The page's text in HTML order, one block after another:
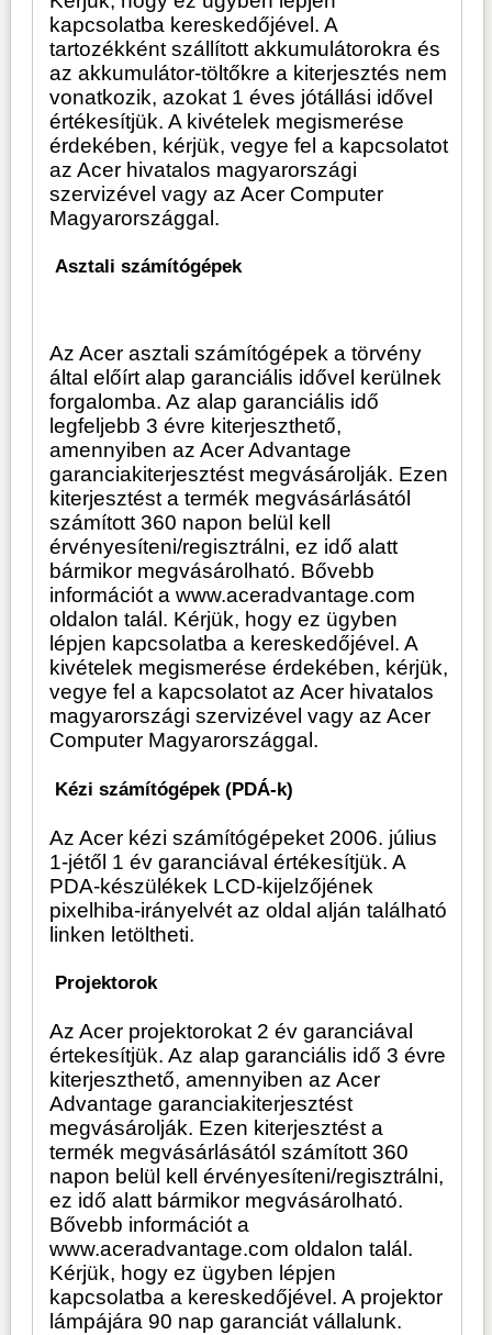
kapcsolatba kereskedőjével. A
tartozékként szállított akkumulátorokra és
az akkumulátor-töltőkre a kiterjesztés nem
vonatkozik, azokat 1 éves jótállási idővel
értékesítjük. A kivételek megismerése
érdekében, kérjük, vegye fel a kapcsolatot
az Acer hivatalos magyarországi
szervizével vagy az Acer Computer
Magyarországgal.
Asztali számítógépek
Az Acer asztali számítógépek a törvény
által előírt alap garanciális idővel kerülnek
forgalomba. Az alap garanciális idő
legfeljebb 3 évre kiterjeszthető,
amennyiben az Acer Advantage
garanciakiterjesztést megvásárolják. Ezen
kiterjesztést a termék megvásárlásától
számított 360 napon belül kell
érvényesíteni/regisztrálni, ez idő alatt
bármikor megvásárolható. Bővebb
információt a www.aceradvantage.com
oldalon talál. Kérjük, hogy ez ügyben
lépjen kapcsolatba a kereskedőjével. A
kivételek megismerése érdekében, kérjük,
vegye fel a kapcsolatot az Acer hivatalos
magyarországi szervizével vagy az Acer
Computer Magyarországgal.
Kézi számítógépek (PDÁ-k)
Az Acer kézi számítógépeket 2006. július
1-jétől 1 év garanciával értékesítjük. A
PDA-készülékek LCD-kijelzőjének
pixelhiba-irányelvét az oldal alján található
linken letöltheti.
Projektorok
Az Acer projektorokat 2 év garanciával
értekesítjük. Az alap garanciális idő 3 évre
kiterjeszthető, amennyiben az Acer
Advantage garanciakiterjesztést
megvásárolják. Ezen kiterjesztést a
termék megvásárlásától számított 360
napon belül kell érvényesíteni/regisztrálni,
ez idő alatt bármikor megvásárolható.
Bővebb információt a
www.aceradvantage.com oldalon talál.
Kérjük, hogy ez ügyben lépjen
kapcsolatba a kereskedőjével. A projektor
lámpájára 90 nap garanciát vállalunk.